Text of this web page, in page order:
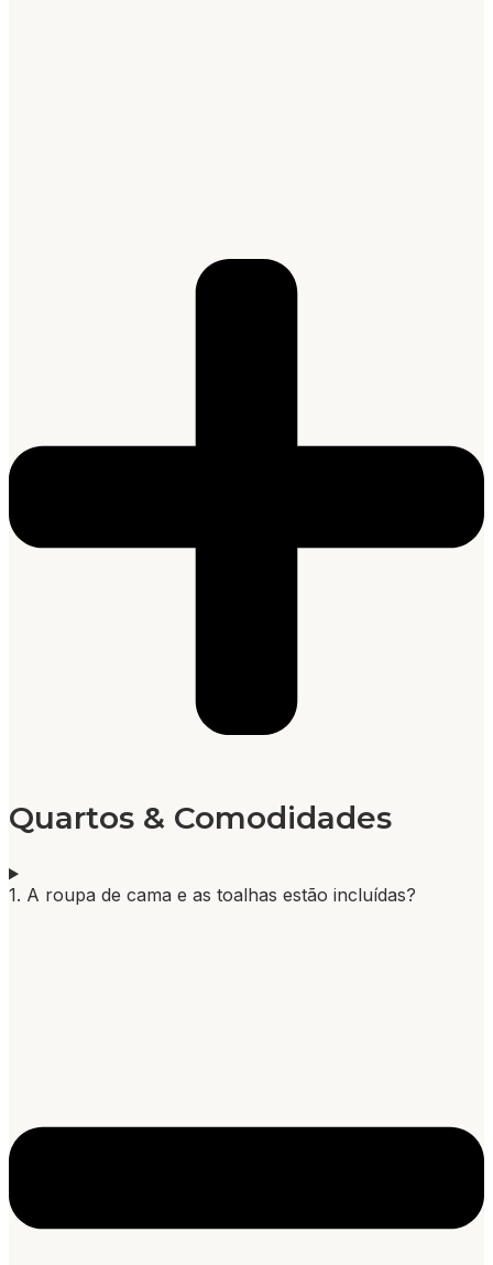
Quartos & Comodidades
1. A roupa de cama e as toalhas estão incluídas?